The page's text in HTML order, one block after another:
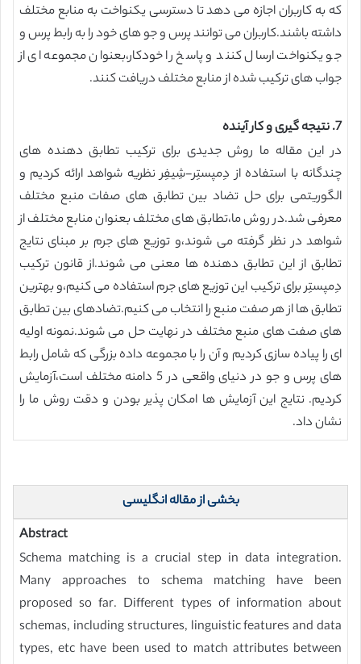
که به کاربران اجازه می دهد تا دسترسی یکنواخت به منابع مختلف
داشته باشند.کاربران می توانند پرس و جو های خود را به رابط پرس و
جو یکنواخت ارسال کنند و پاسخ را خودکار،بعنوان مجموعه ای از
جواب های ترکیب شده از منابع مختلف دریافت کنند.
7. نتیجه گیری و کار آینده
در این مقاله ما روش جدیدی برای ترکیب تطابق دهنده های
چندگانه با استفاده از دِمپستِر-شِیفِر نظریه شواهد ارائه کردیم و
الگوریتمی برای حل تضاد بین تطابق های صفات منبع مختلف
معرفی شد.در روش ما،تطابق های مختلف بعنوان منابع مختلف از
شواهد در نظر گرفته می شوند،و توزیع های جرم بر مبنای نتایج
تطابق از این تطابق دهنده ها معنی می شوند.از قانون ترکیب
دِمپستِر برای ترکیب این توزیع های جرم استفاده می کنیم،و بهترین
تطابق ها از هر صفت منبع را انتخاب می کنیم.تضادهای بین تطابق
های صفت های منبع مختلف در نهایت حل می شوند.نمونه اولیه
ای را پیاده سازی کردیم و آن را با مجموعه داده بزرگی که شامل رابط
های پرس و جو در دنیای واقعی در 5 دامنه مختلف است،آزمایش
کردیم. نتایج این آزمایش ها امکان پذیر بودن و دقت روش ما را
نشان داد.
بخشی از مقاله انگلیسی
Abstract
Schema matching is a crucial step in data integration.
Many approaches to schema matching have been
proposed so far. Different types of information about
schemas, including structures, linguistic features and data
types, etc have been used to match attributes between